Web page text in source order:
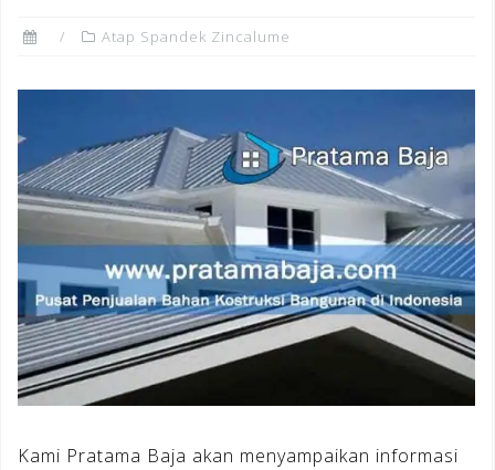
Atap Spandek Zincalume
Kami Pratama Baja akan menyampaikan informasi